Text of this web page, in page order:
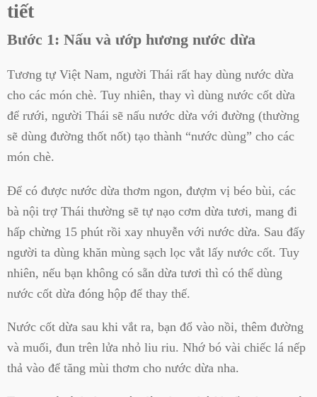
tiết
Bước 1: Nấu và ướp hương nước dừa
Tương tự Việt Nam, người Thái rất hay dùng nước dừa
cho các món chè. Tuy nhiên, thay vì dùng nước cốt dừa
để rưới, người Thái sẽ nấu nước dừa với đường (thường
sẽ dùng đường thốt nốt) tạo thành “nước dùng” cho các
món chè.
Để có được nước dừa thơm ngon, đượm vị béo bùi, các
bà nội trợ Thái thường sẽ tự nạo cơm dừa tươi, mang đi
hấp chừng 15 phút rồi xay nhuyễn với nước dừa. Sau đấy
người ta dùng khăn mùng sạch lọc vắt lấy nước cốt. Tuy
nhiên, nếu bạn không có sẵn dừa tươi thì có thể dùng
nước cốt dừa đóng hộp để thay thế.
Nước cốt dừa sau khi vắt ra, bạn đổ vào nồi, thêm đường
và muối, đun trên lửa nhỏ liu riu. Nhớ bó vài chiếc lá nếp
thả vào để tăng mùi thơm cho nước dừa nha.